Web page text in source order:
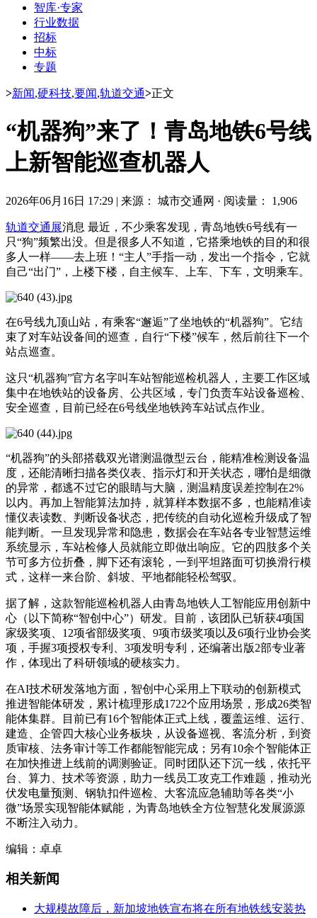
智库·专家
行业数据
招标
中标
专题
>新闻,硬科技,要闻,轨道交通>正文
“机器狗”来了！青岛地铁6号线
上新智能巡查机器人
2026年06月16日 17:29 | 来源： 城市交通网 · 阅读量： 1,906
轨道交通展消息 最近，不少乘客发现，青岛地铁6号线有一
只“狗”频繁出没。但是很多人不知道，它搭乘地铁的目的和很
多人一样——去上班！“主人”手指一动，发出一个指令，它就
自己“出门”，上楼下楼，自主候车、上车、下车，文明乘车。
在6号线九顶山站，有乘客“邂逅”了坐地铁的“机器狗”。它结
束了对车站设备间的巡查，自行“下楼”候车，然后前往下一个
站点巡查。
这只“机器狗”官方名字叫车站智能巡检机器人，主要工作区域
集中在地铁站的设备房、公共区域，专门负责车站设备巡检、
安全巡查，目前已经在6号线坐地铁跨车站试点作业。
“机器狗”的头部搭载双光谱测温微型云台，能精准检测设备温
度，还能清晰扫描各类仪表、指示灯和开关状态，哪怕是细微
的异常，都逃不过它的眼睛与大脑，测温精度误差控制在2%
以内。再加上智能算法加持，就算样本数据不多，也能精准读
懂仪表读数、判断设备状态，把传统的自动化巡检升级成了智
能判断。一旦发现异常和隐患，数据会在车站各专业智慧运维
系统显示，车站检修人员就能立即做出响应。它的四肢多个关
节可多方位折叠，脚下还有滚轮，一到平坦路面可切换滑行模
式，这样一来台阶、斜坡、平地都能轻松驾驭。
据了解，这款智能巡检机器人由青岛地铁人工智能应用创新中
心（以下简称“智创中心”）研发。目前，该团队已斩获4项国
家级奖项、12项省部级奖项、9项市级奖项以及6项行业协会奖
项，手握3项授权专利、3项发明专利，还编著出版2部专业著
作，体现出了科研领域的硬核实力。
在AI技术研发落地方面，智创中心采用上下联动的创新模式
推进智能体研发，累计梳理形成1722个应用场景，形成26类智
能体集群。目前已有16个智能体正式上线，覆盖运维、运行、
建造、企管四大核心业务板块，从设备巡视、客流分析，到资
质审核、法务审计等工作都能智能完成；另有10余个智能体正
在加快推进上线前的调测验证。同时团队还下沉一线，依托平
台、算力、技术等资源，助力一线员工攻克工作难题，推动光
伏发电量预测、钢轨扣件巡检、大客流应急辅助等各类“小
微”场景实现智能体赋能，为青岛地铁全方位智慧化发展源源
不断注入动力。
编辑：卓卓
相关新闻
大规模故障后，新加坡地铁宣布将在所有地铁线安装热